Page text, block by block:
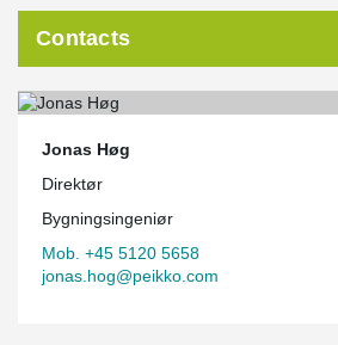
Contacts
Jonas Høg
Direktør
Bygningsingeniør
Mob. +45 5120 5658
jonas.hog@peikko.com